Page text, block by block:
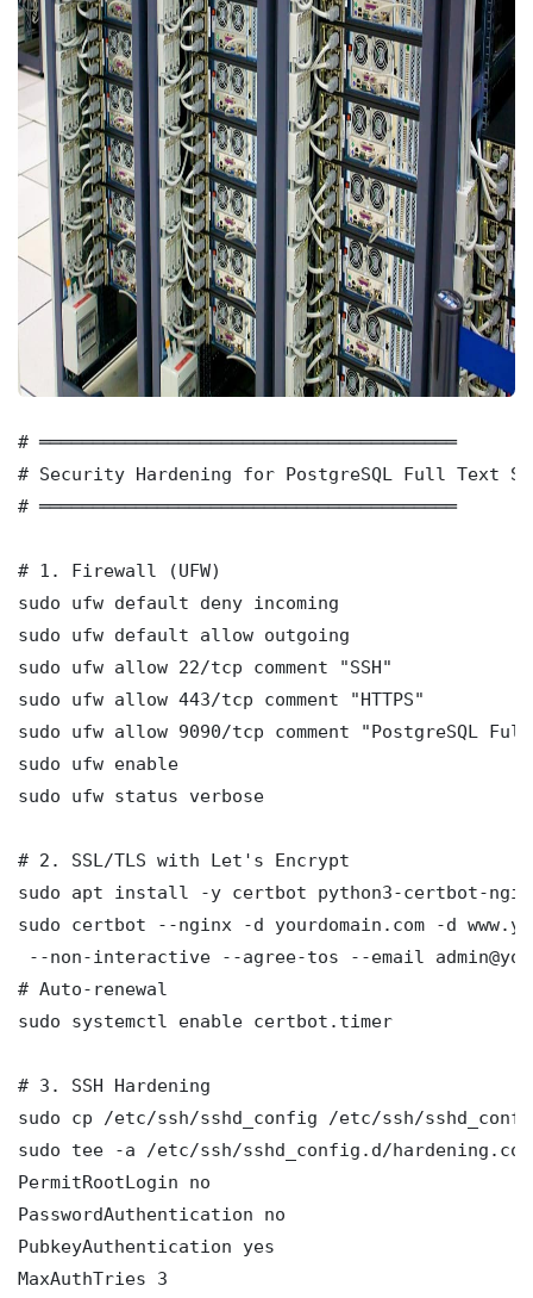
# ═══════════════════════════════════════
# Security Hardening for PostgreSQL Full Text
# ═══════════════════════════════════════
# 1. Firewall (UFW)
sudo ufw default deny incoming
sudo ufw default allow outgoing
sudo ufw allow 22/tcp comment "SSH"
sudo ufw allow 443/tcp comment "HTTPS"
sudo ufw allow 9090/tcp comment "PostgreSQL
sudo ufw enable
sudo ufw status verbose
# 2. SSL/TLS with Let's Encrypt
sudo apt install -y certbot python3-certbot-
sudo certbot --nginx -d yourdomain.com -d
--non-interactive --agree-tos --email
# Auto-renewal
sudo systemctl enable certbot.timer
# 3. SSH Hardening
sudo cp /etc/ssh/sshd_config /etc/ssh/
sudo tee -a /etc/ssh/sshd_config.d/
PermitRootLogin no
PasswordAuthentication no
PubkeyAuthentication yes
MaxAuthTries 3